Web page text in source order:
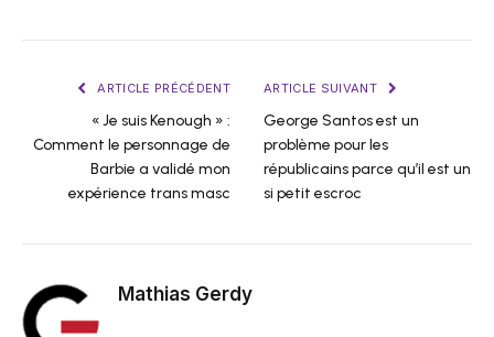
ARTICLE PRÉCÉDENT
« Je suis Kenough » :
Comment le personnage de
Barbie a validé mon
expérience trans masc
ARTICLE SUIVANT
George Santos est un
problème pour les
républicains parce qu’il est un
si petit escroc
Mathias Gerdy